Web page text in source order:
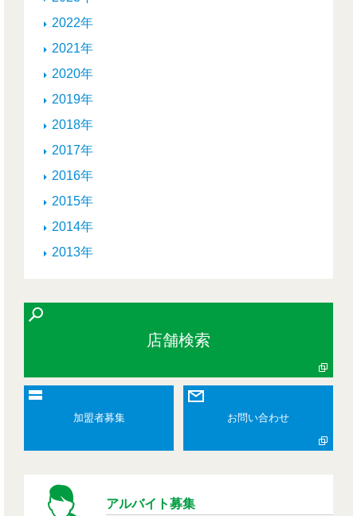
2022年
2021年
2020年
2019年
2018年
2017年
2016年
2015年
2014年
2013年
店舗検索
加盟者募集 お問い合わせ
アルバイト募集